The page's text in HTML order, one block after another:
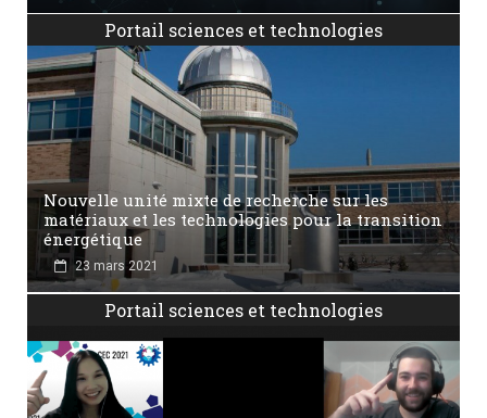
Portail sciences et technologies
Nouvelle unité mixte de recherche sur les
matériaux et les technologies pour la transition
énergétique
23 mars 2021
Portail sciences et technologies